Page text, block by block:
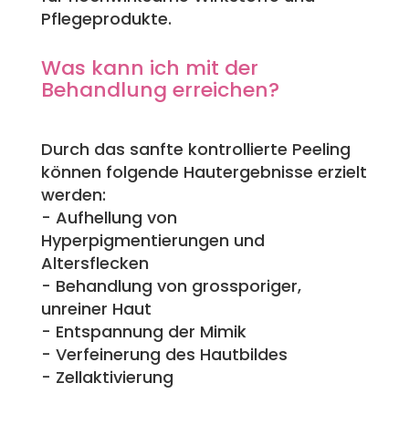
Pflegeprodukte.
Was kann ich mit der
Behandlung erreichen?
Durch das sanfte kontrollierte Peeling
können folgende Hautergebnisse erzielt
werden:
- Aufhellung von
Hyperpigmentierungen und
Altersflecken
- Behandlung von grossporiger,
unreiner Haut
- Entspannung der Mimik
- Verfeinerung des Hautbildes
- Zellaktivierung